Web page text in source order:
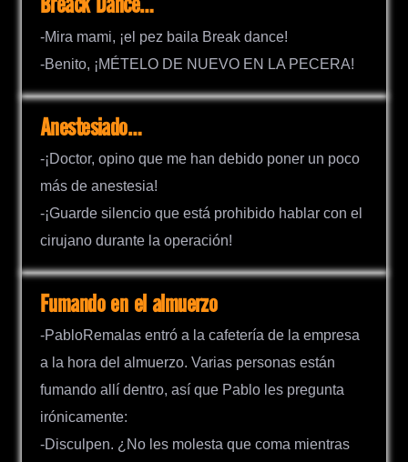
Breack Dance…
-Mira mami, ¡el pez baila Break dance!
-Benito, ¡MÉTELO DE NUEVO EN LA PECERA!
Anestesiado…
-¡Doctor, opino que me han debido poner un poco
más de anestesia!
-¡Guarde silencio que está prohibido hablar con el
cirujano durante la operación!
Fumando en el almuerzo
-PabloRemalas entró a la cafetería de la empresa
a la hora del almuerzo. Varias personas están
fumando allí dentro, así que Pablo les pregunta
irónicamente:
-Disculpen. ¿No les molesta que coma mientras